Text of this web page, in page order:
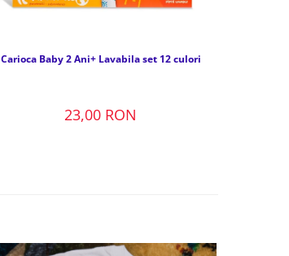
Carioca Baby 2 Ani+ Lavabila set 12 culori
23,00 RON